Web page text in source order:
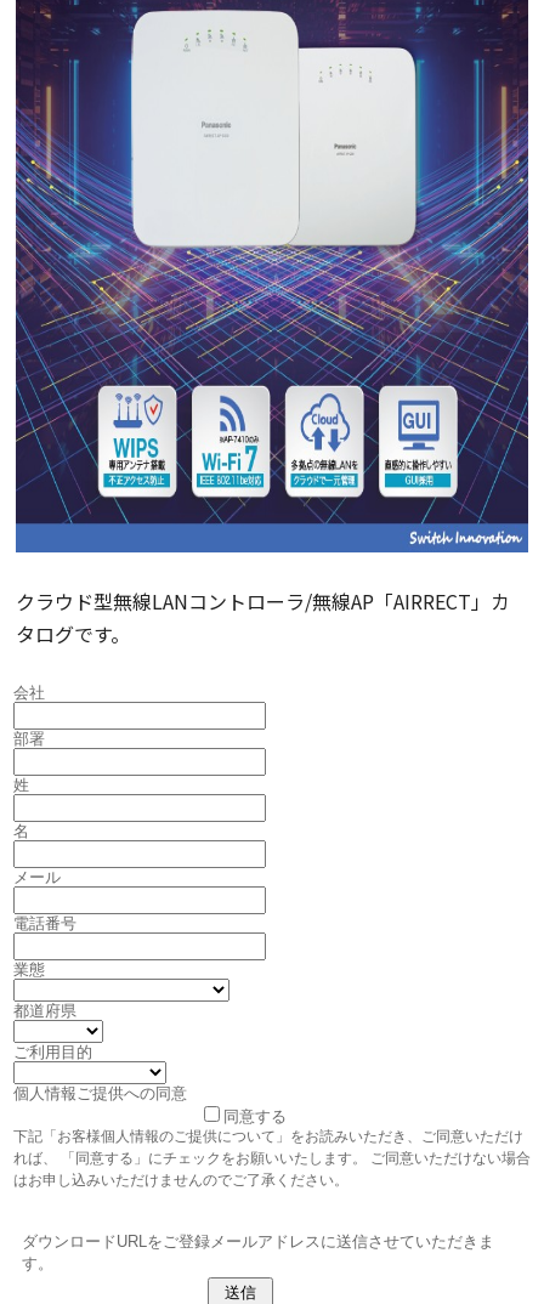
クラウド型無線LANコントローラ/無線AP「AIRRECT」カ
タログです。
会社
部署
姓
名
メール
電話番号
業態
都道府県
ご利用目的
個人情報ご提供への同意
同意する
下記「お客様個人情報のご提供について」をお読みいただき、ご同意いただけ
れば、 「同意する」にチェックをお願いいたします。 ご同意いただけない場合
はお申し込みいただけませんのでご了承ください。
ダウンロードURLをご登録メールアドレスに送信させていただきま
す。